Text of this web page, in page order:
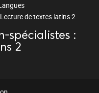
de textes latins 2
spécialistes :
2